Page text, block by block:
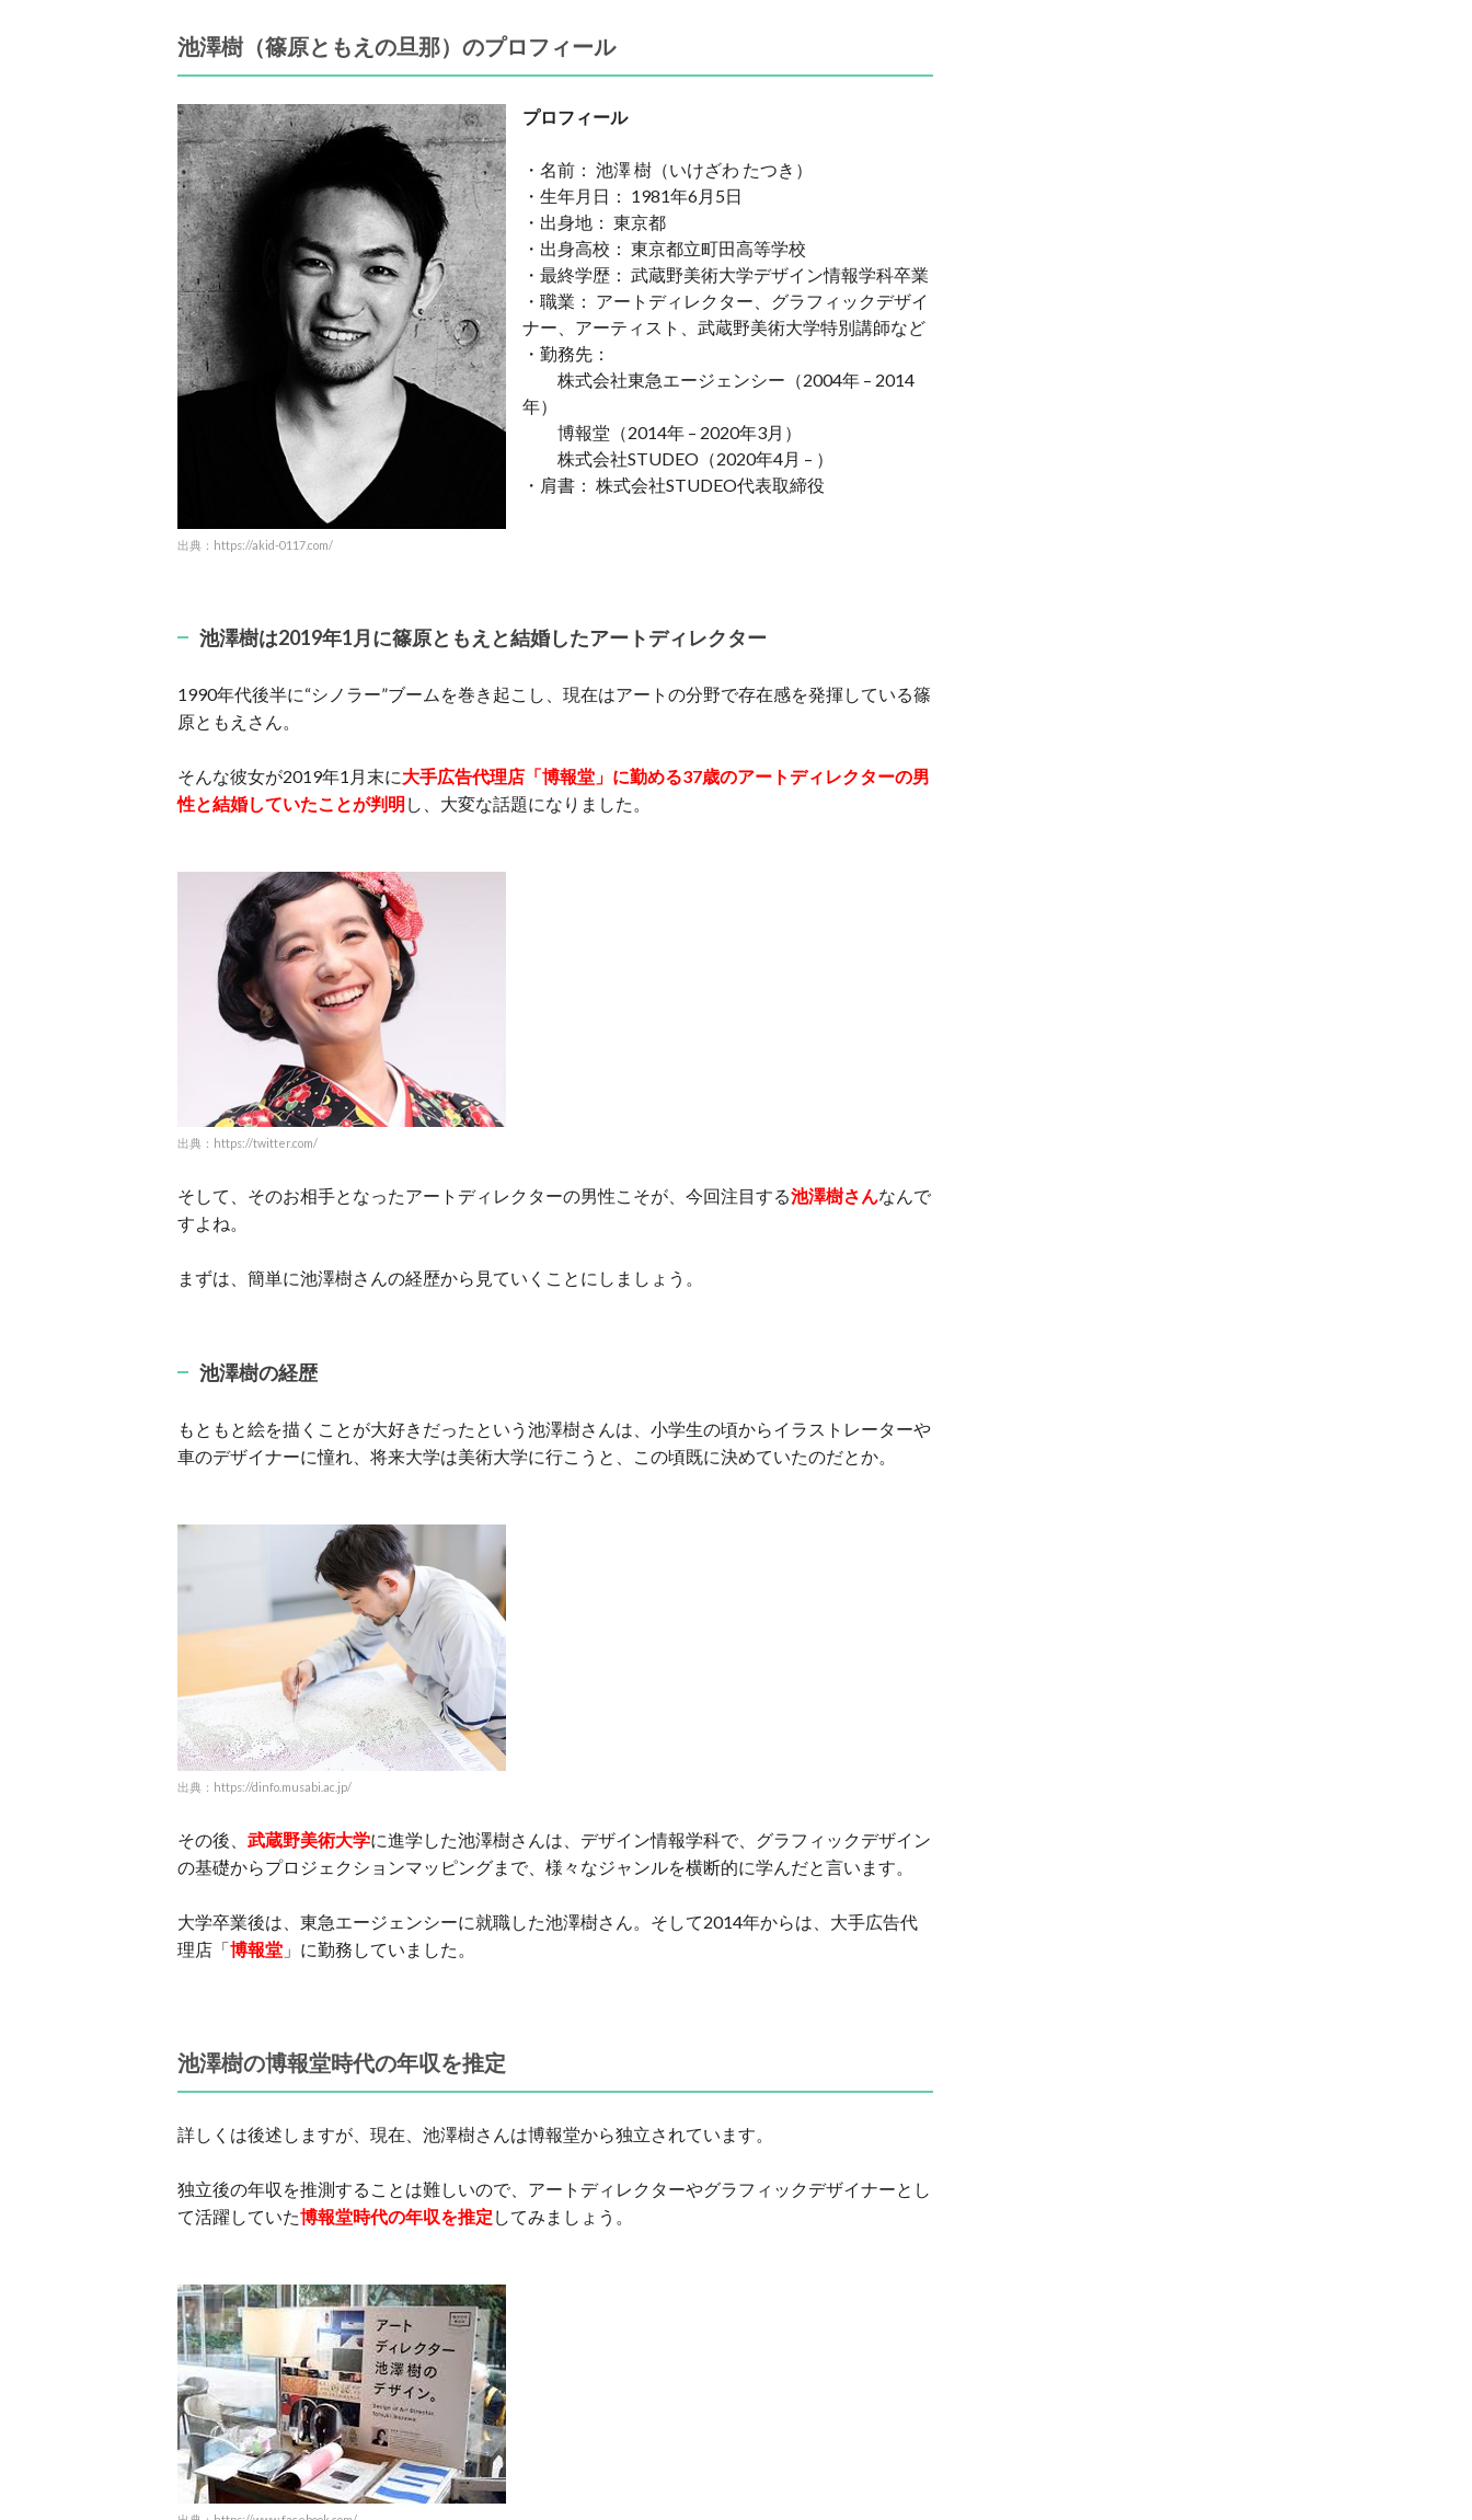
池澤樹（篠原ともえの旦那）のプロフィール
出典：https://akid-0117.com/
プロフィール
・名前： 池澤 樹（いけざわ たつき）
・生年月日： 1981年6月5日
・出身地： 東京都
・出身高校： 東京都立町田高等学校
・最終学歴： 武蔵野美術大学デザイン情報学科卒業
・職業： アートディレクター、グラフィックデザイ
ナー、アーティスト、武蔵野美術大学特別講師など
・勤務先：
株式会社東急エージェンシー（2004年 – 2014
年）
博報堂（2014年 – 2020年3月）
株式会社STUDEO（2020年4月 – ）
・肩書： 株式会社STUDEO代表取締役
池澤樹は2019年1月に篠原ともえと結婚したアートディレクター
1990年代後半に“シノラー”ブームを巻き起こし、現在はアートの分野で存在感を発揮している篠
原ともえさん。
そんな彼女が2019年1月末に大手広告代理店「博報堂」に勤める37歳のアートディレクターの男
性と結婚していたことが判明 し、大変な話題になりました。
出典：https://twitter.com/
そして、そのお相手となったアートディレクターの男性こそが、今回注目する池澤樹さんなんで
すよね。
まずは、簡単に池澤樹さんの経歴から見ていくことにしましょう。
池澤樹の経歴
もともと絵を描くことが大好きだったという池澤樹さんは、小学生の頃からイラストレーターや
車のデザイナーに憧れ、将来大学は美術大学に行こうと、この頃既に決めていたのだとか。
出典：https://dinfo.musabi.ac.jp/
その後、 武蔵野美術大学に進学した池澤樹さんは、デザイン情報学科で、グラフィックデザイン
の基礎からプロジェクションマッピングまで、様々なジャンルを横断的に学んだと言います。
大学卒業後は、東急エージェンシーに就職した池澤樹さん。そして2014年からは、大手広告代
理店「博報堂 」に勤務していました。
池澤樹の博報堂時代の年収を推定
詳しくは後述しますが、現在、池澤樹さんは博報堂から独立されています。
独立後の年収を推測することは難しいので、アートディレクターやグラフィックデザイナーとし
て活躍していた博報堂時代の年収を推定 してみましょう。